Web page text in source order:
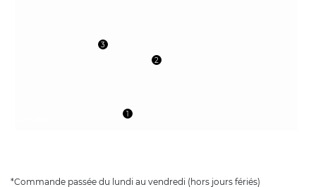
1
2
3
*Commande passée du lundi au vendredi (hors jours fériés)